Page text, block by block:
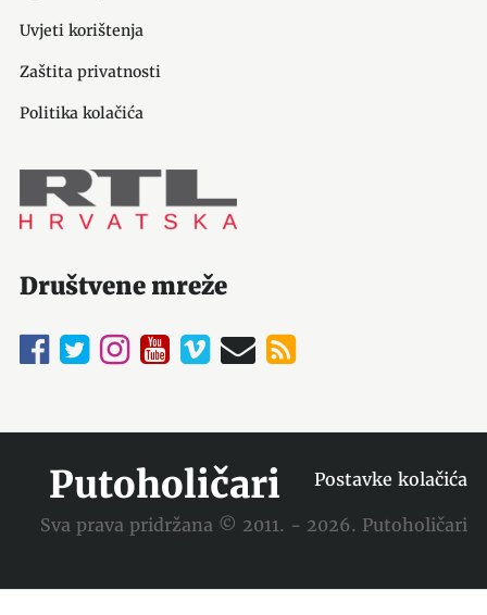
Uvjeti korištenja
Zaštita privatnosti
Politika kolačića
Društvene mreže
Postavke kolačića
Sva prava pridržana © 2011. - 2026. Putoholičari
Putoholičari